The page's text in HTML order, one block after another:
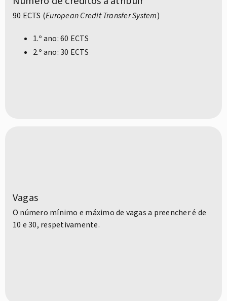
90 ECTS (European Credit Transfer System)
1.º ano: 60 ECTS
2.º ano: 30 ECTS
Vagas
O número mínimo e máximo de vagas a preencher é de
10 e 30, respetivamente.